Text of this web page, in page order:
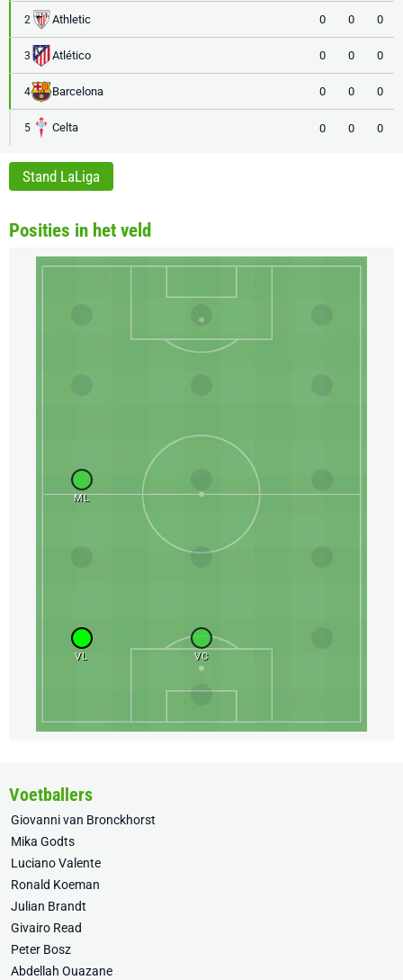
2 Athletic 0 0 0
3 Atlético 0 0 0
4 Barcelona 0 0 0
5 Celta 0 0 0
Stand LaLiga
Posities in het veld
ML
VL VC
Voetballers
Giovanni van Bronckhorst
Mika Godts
Luciano Valente
Ronald Koeman
Julian Brandt
Givairo Read
Peter Bosz
Abdellah Ouazane